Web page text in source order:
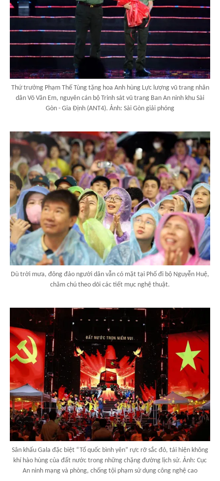
Thứ trưởng Phạm Thế Tùng tặng hoa Anh hùng Lực lượng vũ trang nhân
dân Võ Văn Em, nguyên cán bộ Trinh sát vũ trang Ban An ninh khu Sài
Gòn - Gia Định (ANT4). Ảnh: Sài Gòn giải phóng
Dù trời mưa, đông đảo người dân vẫn có mặt tại Phố đi bộ Nguyễn Huệ,
chăm chú theo dõi các tiết mục nghệ thuật.
Sân khấu Gala đặc biệt “Tổ quốc bình yên” rực rỡ sắc đỏ, tái hiện không
khí hào hùng của đất nước trong những chặng đường lịch sử. Ảnh: Cục
An ninh mạng và phòng, chống tội phạm sử dụng công nghệ cao